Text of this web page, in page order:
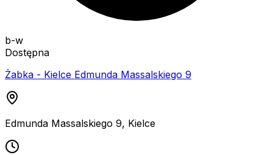
b-w
Dostępna
Żabka - Kielce Edmunda Massalskiego 9
Edmunda Massalskiego 9, Kielce